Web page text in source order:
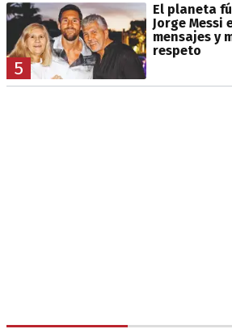
5
El planeta
Jorge Messi
mensajes y
respeto